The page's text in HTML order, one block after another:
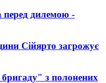
перед дилемою -
Сійярто загрожує
з полонених